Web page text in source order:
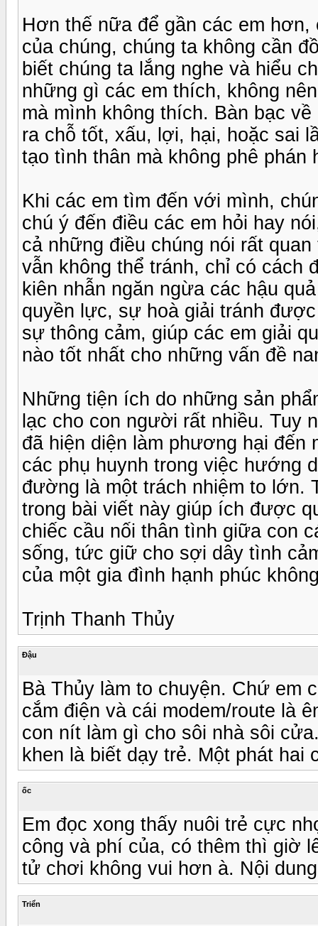
Hơn thế nữa để gần các em
của chúng, chúng ta không cần
biết chúng ta lắng nghe và hiểu
những gì các em thích, không
mà mình không thích. Bàn bạc
ra chỗ tốt, xấu, lợi, hại, hoặc sai
tạo tình thân mà không phê phán
Khi các em tìm đến với mình,
chú ý đến điều các em hỏi hay
cả những điều chúng nói rất
vẫn không thể tránh, chỉ có cách
kiên nhẫn ngăn ngừa các hậu
quyền lực, sự hoà giải tránh
sự thông cảm, giúp các em giải
nào tốt nhất cho những vấn đề
Những tiện ích do những sản
lạc cho con người rất nhiều. Tuy
đã hiện diện làm phương hại đến
các phụ huynh trong việc hướng
đường là một trách nhiệm to lớn.
trong bài viết này giúp ích được
chiếc cầu nối thân tình giữa con
sống, tức giữ cho sợi dây tình
của một gia đình hạnh phúc
Trịnh Thanh Thủy
Đậu
Bà Thủy làm to chuyện. Chứ em
cắm điện và cái modem/route là
con nít làm gì cho sôi nhà sôi
khen là biết dạy trẻ. Một phát hai
ốc
Em đọc xong thấy nuôi trẻ cực
công và phí của, có thêm thì giờ
tử chơi không vui hơn à. Nội
Triển